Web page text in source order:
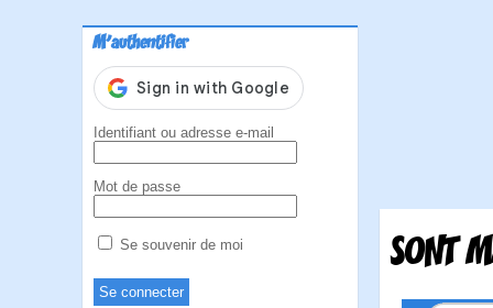
M'authentifier
Identifiant ou adresse e-mail
Mot de passe
Se souvenir de moi SONT